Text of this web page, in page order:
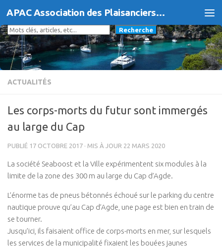
Skip to content APAC Association des Plaisanciers d'Agde et du Cap
Rechercher
Recherche
ACTUALITÉS
Les corps-morts du futur sont immergés
au large du Cap
PUBLIÉ 17 OCTOBRE 2017 · MIS À JOUR 22 MARS 2020
L a société Seaboost et la Ville expérimentent six modules à la
limite de la zone des 300 m au large du Cap d’Agde.
L’énorme tas de pneus bétonnés échoué sur le parking du centre
nautique prouve qu’au Cap d’Agde, une page est bien en train de
se tourner.
Jusqu’ici, ils faisaient office de corps-morts en mer, sur lesquels
les services de la municipalité fixaient les bouées jaunes